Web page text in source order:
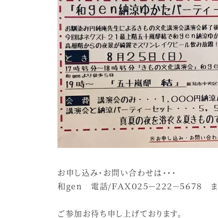
お申し込み・お問い合わせは・・・
和gen 電話/ＦＡＸ０２５－２２２－５６７８
ご参加お待ち申し上げております。